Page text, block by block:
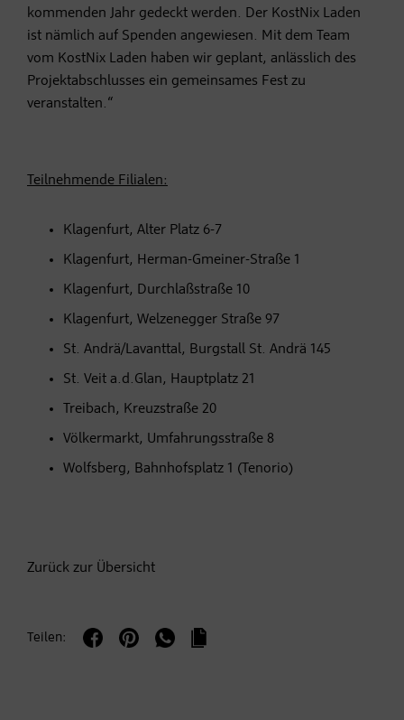
kommenden Jahr gedeckt werden. Der KostNix Laden
ist nämlich auf Spenden angewiesen. Mit dem Team
vom KostNix Laden haben wir geplant, anlässlich des
Projektabschlusses ein gemeinsames Fest zu
veranstalten.“
Teilnehmende Filialen:
Klagenfurt, Alter Platz 6-7
Klagenfurt, Herman-Gmeiner-Straße 1
Klagenfurt, Durchlaßstraße 10
Klagenfurt, Welzenegger Straße 97
St. Andrä/Lavanttal, Burgstall St. Andrä 145
St. Veit a.d.Glan, Hauptplatz 21
Treibach, Kreuzstraße 20
Völkermarkt, Umfahrungsstraße 8
Wolfsberg, Bahnhofsplatz 1 (Tenorio)
Zurück zur Übersicht
Teilen: